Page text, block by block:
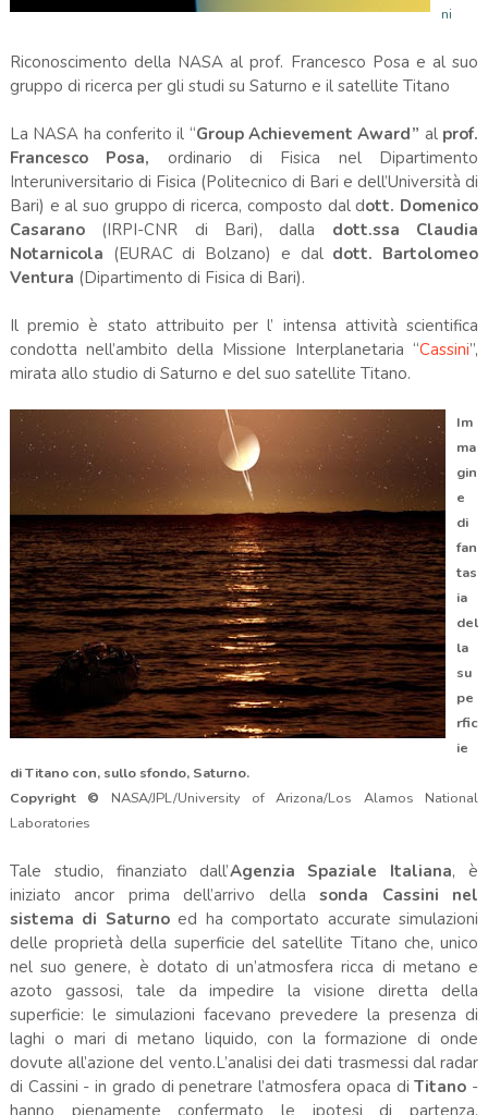
ni
Riconoscimento della NASA al prof. Francesco Posa e al suo
gruppo di ricerca per gli studi su Saturno e il satellite Titano
La NASA ha conferito il “Group Achievement Award” al prof.
Francesco Posa, ordinario di Fisica nel Dipartimento
Interuniversitario di Fisica (Politecnico di Bari e dell’Università di
Bari) e al suo gruppo di ricerca, composto dal dott. Domenico
Casarano(IRPI-CNR di Bari), dalla dott.ssa Claudia
Notarnicola (EURAC di Bolzano) e dal dott. Bartolomeo
Ventura (Dipartimento di Fisica di Bari).
Il premio è stato attribuito per l’ intensa attività scientifica
condotta nell’ambito della Missione Interplanetaria “Cassini”,
mirata allo studio di Saturno e del suo satellite Titano.
Im
ma
gin
e
di
fan
tas
ia
del
la
su
pe
rfic
ie
di Titano con, sullo sfondo, Saturno.
Copyright © NASA/JPL/University of Arizona/Los Alamos National
Laboratories
Tale studio, finanziato dall’Agenzia Spaziale Italiana, è
iniziato ancor prima dell’arrivo dellasonda Cassini nel
sistema di Saturnoed ha comportato accurate simulazioni
delle proprietà della superficie del satellite Titano che, unico
nel suo genere, è dotato di un’atmosfera ricca di metano e
azoto gassosi, tale da impedire la visione diretta della
superficie: le simulazioni facevano prevedere la presenza di
laghi o mari di metano liquido, con la formazione di onde
dovute all’azione del vento.L’analisi dei dati trasmessi dal radar
di Cassini - in grado di penetrare l’atmosfera opaca diTitano -
hanno pienamente confermato le ipotesi di partenza,